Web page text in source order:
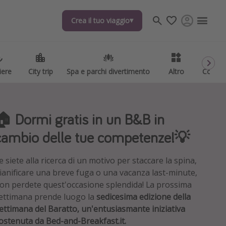
Crea il tuo viaggio
City trip Spa e parchi divertimento Altro Codici
Crea il tuo viaggio
City trip Spa e parchi divertimento Altro Codici
Dormi gratis in un B&B in
delle tue competenze!💡
siete alla ricerca di un motivo per staccare la spina,
una breve fuga o una vacanza last-minute,
perdete quest'occasione splendida! La prossima
prende luogo la sedicesima edizione della
del Baratto, un'entusiasmante iniziativa
da Bed-and-Breakfast.it.